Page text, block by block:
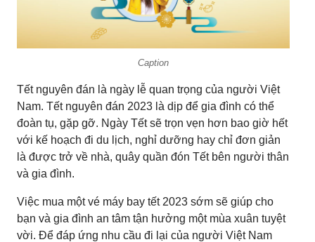
Caption
Tết nguyên đán là ngày lễ quan trọng của người Việt
Nam. Tết nguyên đán 2023 là dịp để gia đình có thể
đoàn tụ, gặp gỡ. Ngày Tết sẽ trọn vẹn hơn bao giờ hết
với kế hoạch đi du lịch, nghỉ dưỡng hay chỉ đơn giản
là được trở về nhà, quây quần đón Tết bên người thân
và gia đình.
Việc mua một vé máy bay tết 2023 sớm sẽ giúp cho
bạn và gia đình an tâm tận hưởng một mùa xuân tuyệt
vời. Để đáp ứng nhu cầu đi lại của người Việt Nam